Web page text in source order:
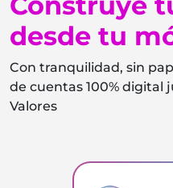
desde tu
Con tranquilidad, sin
de cuentas 100% digital
Valores